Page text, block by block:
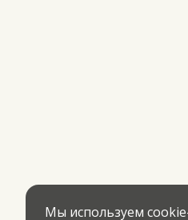
Мы используем